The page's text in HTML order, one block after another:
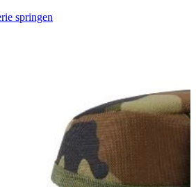
springen